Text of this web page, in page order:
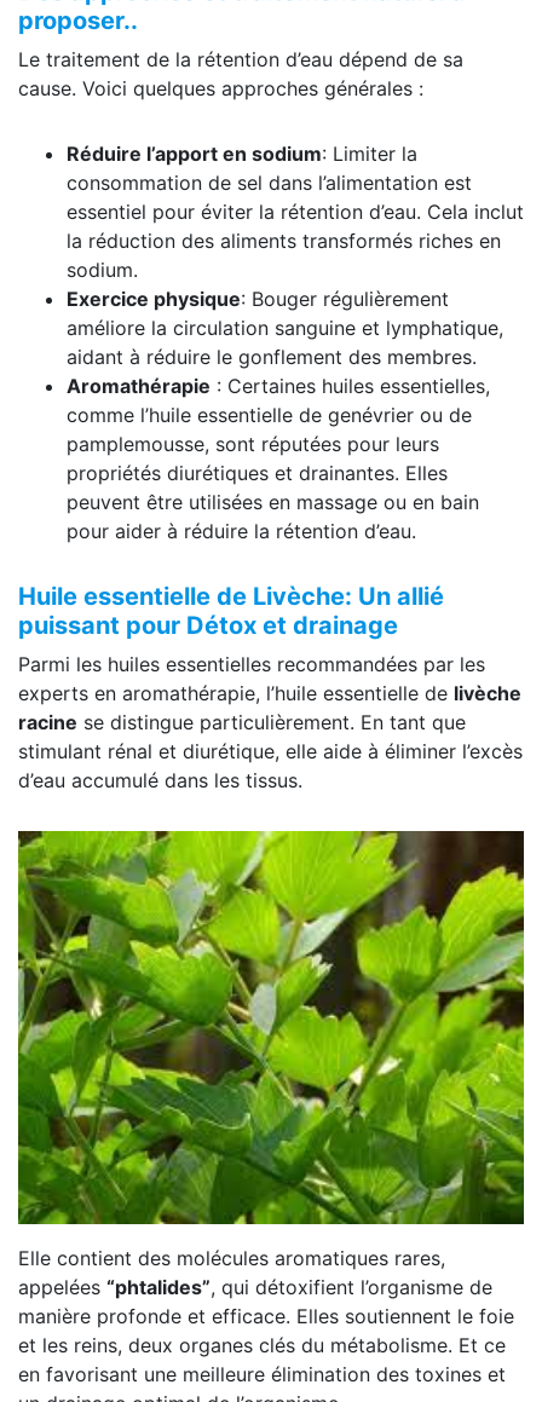
proposer..
Le traitement de la rétention d’eau dépend de sa
cause. Voici quelques approches générales :
Réduire l’apport en sodium: Limiter la
consommation de sel dans l’alimentation est
essentiel pour éviter la rétention d’eau. Cela inclut
la réduction des aliments transformés riches en
sodium.
Exercice physique: Bouger régulièrement
améliore la circulation sanguine et lymphatique,
aidant à réduire le gonflement des membres.
Aromathérapie : Certaines huiles essentielles,
comme l’huile essentielle de genévrier ou de
pamplemousse, sont réputées pour leurs
propriétés diurétiques et drainantes. Elles
peuvent être utilisées en massage ou en bain
pour aider à réduire la rétention d’eau.
Huile essentielle de Livèche: Un allié
puissant pour Détox et drainage
Parmi les huiles essentielles recommandées par les
experts en aromathérapie, l’huile essentielle de livèche
racine se distingue particulièrement. En tant que
stimulant rénal et diurétique, elle aide à éliminer l’excès
d’eau accumulé dans les tissus.
Elle contient des molécules aromatiques rares,
appelées “phtalides”, qui détoxifient l’organisme de
manière profonde et efficace. Elles soutiennent le foie
et les reins, deux organes clés du métabolisme. Et ce
en favorisant une meilleure élimination des toxines et